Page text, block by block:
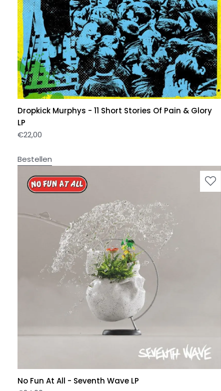
Dropkick Murphys - 11 Short Stories Of Pain & Glory
LP
€22,00
Bestellen
No Fun At All - Seventh Wave LP